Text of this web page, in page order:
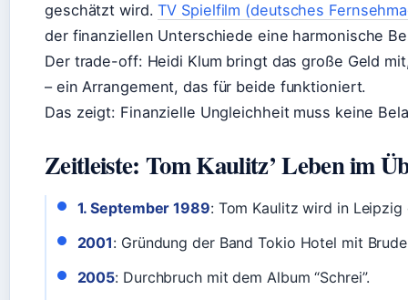
geschätzt wird.TV Spielfilm (deutsches
der finanziellen Unterschiede eine harmonische
Der trade-off: Heidi Klum bringt das große Geld
– ein Arrangement, das für beide funktioniert.
Das zeigt: Finanzielle Ungleichheit muss keine
Zeitleiste: Tom Kaulitz’ Leben im
1. September 1989: Tom Kaulitz wird in Leipzig
2001: Gründung der Band Tokio Hotel mit
2005: Durchbruch mit dem Album “Schrei”.